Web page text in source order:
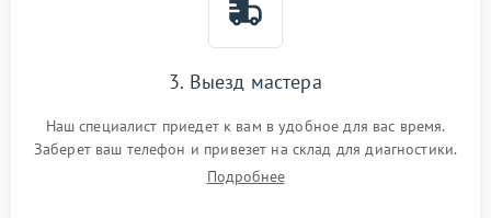
3. Выезд мастера
Наш специалист приедет к вам в удобное для вас время.
Заберет ваш телефон и привезет на склад для диагностики.
Подробнее